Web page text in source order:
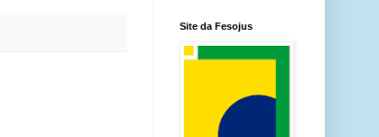
Site da Fesojus